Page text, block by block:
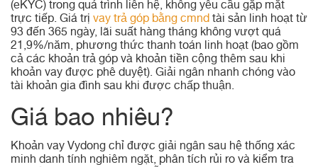
(eKYC) trong quá trình liên hệ, không yêu cầu gặp mặt
trực tiếp. Giá trị vay trả góp bằng cmnd tài sản linh hoạt từ
93 đến 365 ngày, lãi suất hàng tháng không vượt quá
21,9%/năm, phương thức thanh toán linh hoạt (bao gồm
cả các khoản trả góp và khoản tiền cộng thêm sau khi
khoản vay được phê duyệt). Giải ngân nhanh chóng vào
tài khoản gia đình sau khi được chấp thuận.
Giá bao nhiêu?
Khoản vay Vydong chỉ được giải ngân sau hệ thống xác
minh danh tính nghiêm ngặt, phân tích rủi ro và kiểm tra